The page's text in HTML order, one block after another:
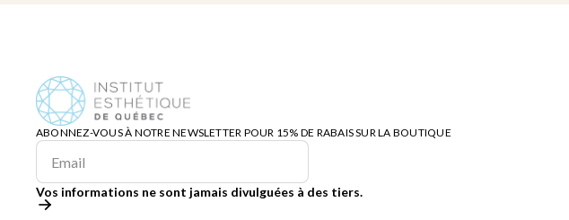
ABONNEZ-VOUS À NOTRE NEWSLETTER POUR 15% DE RABAIS SUR LA BOUTIQUE
Vos informations ne sont jamais divulguées à des tiers.